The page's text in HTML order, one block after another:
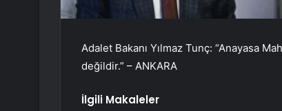
Adalet Bakanı Yılmaz Tunç: “Anayasa
değildir.” – ANKARA
İlgili Makaleler